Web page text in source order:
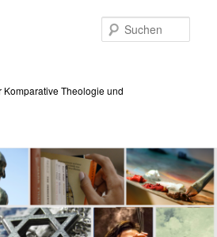
Komparative Theologie und